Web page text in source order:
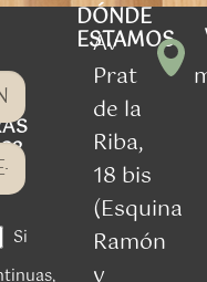
Si
DÓNDE
ESTAMOS
Av
Prat
de la
Riba,
18 bis
(Esquina
Ramón